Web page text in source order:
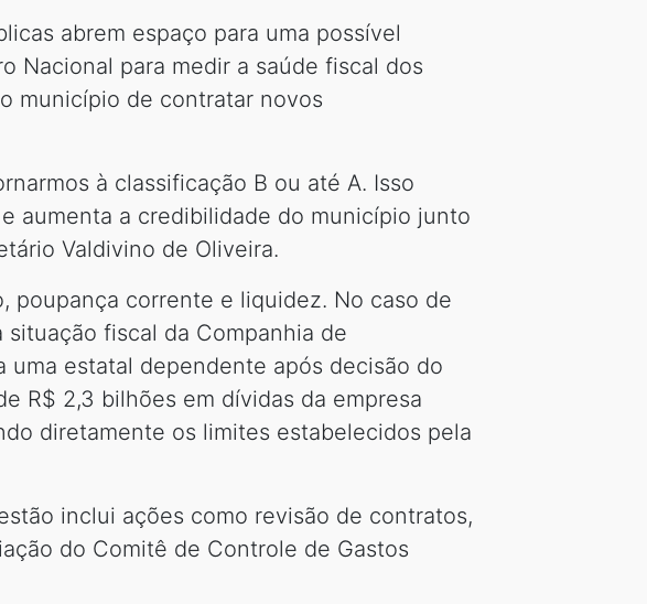
abrem espaço para uma possível
Nacional para medir a saúde fiscal dos
município de contratar novos
à classificação B ou até A. Isso
aumenta a credibilidade do município junto
Valdivino de Oliveira.
poupança corrente e liquidez. No caso de
fiscal da Companhia de
uma estatal dependente após decisão do
R$ 2,3 bilhões em dívidas da empresa
diretamente os limites estabelecidos pela
inclui ações como revisão de contratos,
do Comitê de Controle de Gastos